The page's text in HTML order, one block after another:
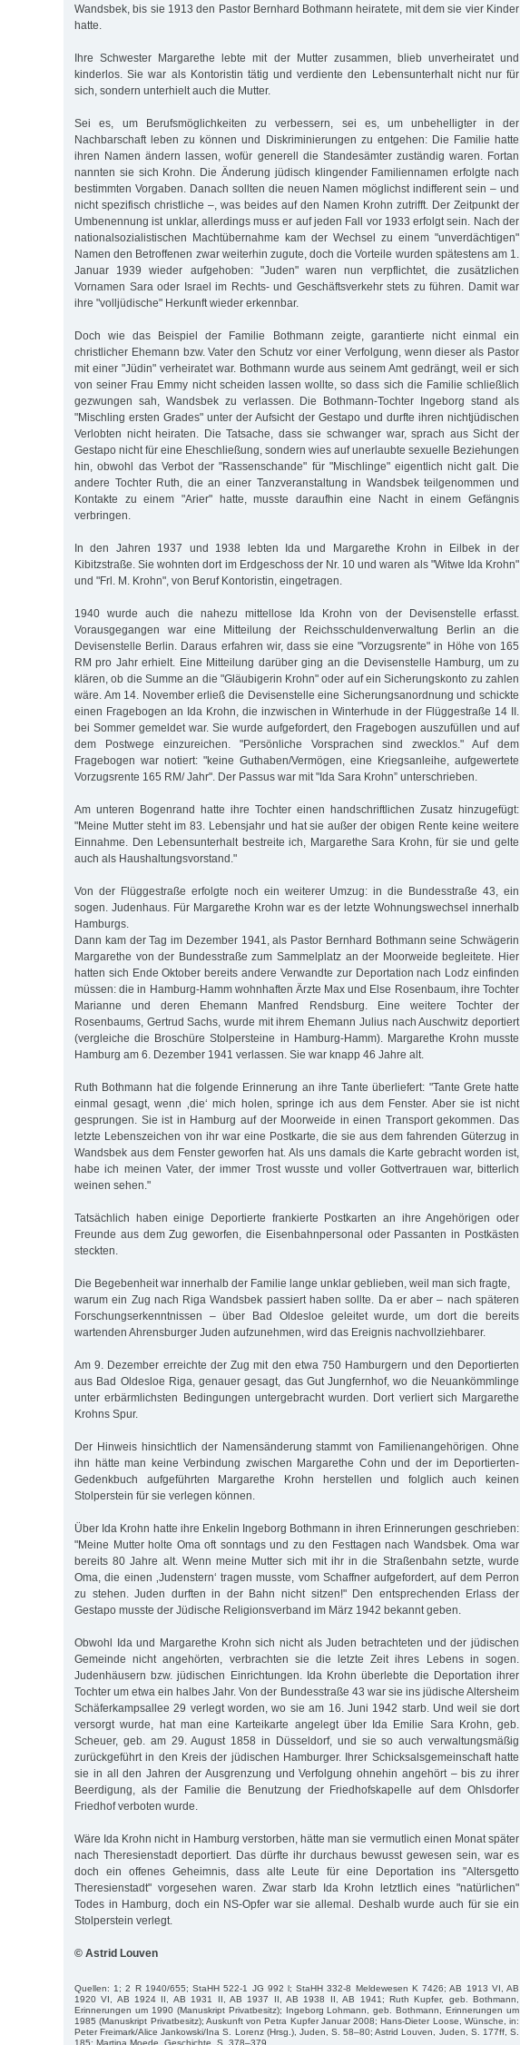
Wandsbek, bis sie 1913 den Pastor Bernhard Bothmann heiratete, mit dem sie vier Kinder
hatte.
Ihre Schwester Margarethe lebte mit der Mutter zusammen, blieb unverheiratet und
kinderlos. Sie war als Kontoristin tätig und verdiente den Lebensunterhalt nicht nur für
sich, sondern unterhielt auch die Mutter.
Sei es, um Berufsmöglichkeiten zu verbessern, sei es, um unbehelligter in der
Nachbarschaft leben zu können und Diskriminierungen zu entgehen: Die Familie hatte
ihren Namen ändern lassen, wofür generell die Standesämter zuständig waren. Fortan
nannten sie sich Krohn. Die Änderung jüdisch klingender Familiennamen erfolgte nach
bestimmten Vorgaben. Danach sollten die neuen Namen möglichst indifferent sein – und
nicht spezifisch christliche –, was beides auf den Namen Krohn zutrifft. Der Zeitpunkt der
Umbenennung ist unklar, allerdings muss er auf jeden Fall vor 1933 erfolgt sein. Nach der
nationalsozialistischen Machtübernahme kam der Wechsel zu einem "unverdächtigen"
Namen den Betroffenen zwar weiterhin zugute, doch die Vorteile wurden spätestens am 1.
Januar 1939 wieder aufgehoben: "Juden" waren nun verpflichtet, die zusätzlichen
Vornamen Sara oder Israel im Rechts- und Geschäftsverkehr stets zu führen. Damit war
ihre "volljüdische" Herkunft wieder erkennbar.
Doch wie das Beispiel der Familie Bothmann zeigte, garantierte nicht einmal ein
christlicher Ehemann bzw. Vater den Schutz vor einer Verfolgung, wenn dieser als Pastor
mit einer "Jüdin" verheiratet war. Bothmann wurde aus seinem Amt gedrängt, weil er sich
von seiner Frau Emmy nicht scheiden lassen wollte, so dass sich die Familie schließlich
gezwungen sah, Wandsbek zu verlassen. Die Bothmann-Tochter Ingeborg stand als
"Mischling ersten Grades" unter der Aufsicht der Gestapo und durfte ihren nichtjüdischen
Verlobten nicht heiraten. Die Tatsache, dass sie schwanger war, sprach aus Sicht der
Gestapo nicht für eine Eheschließung, sondern wies auf unerlaubte sexuelle Beziehungen
hin, obwohl das Verbot der "Rassenschande" für "Mischlinge" eigentlich nicht galt. Die
andere Tochter Ruth, die an einer Tanzveranstaltung in Wandsbek teilgenommen und
Kontakte zu einem "Arier" hatte, musste daraufhin eine Nacht in einem Gefängnis
verbringen.
In den Jahren 1937 und 1938 lebten Ida und Margarethe Krohn in Eilbek in der
Kibitzstraße. Sie wohnten dort im Erdgeschoss der Nr. 10 und waren als "Witwe Ida Krohn"
und "Frl. M. Krohn", von Beruf Kontoristin, eingetragen.
1940 wurde auch die nahezu mittellose Ida Krohn von der Devisenstelle erfasst.
Vorausgegangen war eine Mitteilung der Reichsschuldenverwaltung Berlin an die
Devisenstelle Berlin. Daraus erfahren wir, dass sie eine "Vorzugsrente" in Höhe von 165
RM pro Jahr erhielt. Eine Mitteilung darüber ging an die Devisenstelle Hamburg, um zu
klären, ob die Summe an die "Gläubigerin Krohn" oder auf ein Sicherungskonto zu zahlen
wäre. Am 14. November erließ die Devisenstelle eine Sicherungsanordnung und schickte
einen Fragebogen an Ida Krohn, die inzwischen in Winterhude in der Flüggestraße 14 II.
bei Sommer gemeldet war. Sie wurde aufgefordert, den Fragebogen auszufüllen und auf
dem Postwege einzureichen. "Persönliche Vorsprachen sind zwecklos." Auf dem
Fragebogen war notiert: "keine Guthaben/Vermögen, eine Kriegsanleihe, aufgewertete
Vorzugsrente 165 RM/ Jahr". Der Passus war mit "Ida Sara Krohn” unterschrieben.
Am unteren Bogenrand hatte ihre Tochter einen handschriftlichen Zusatz hinzugefügt:
"Meine Mutter steht im 83. Lebensjahr und hat sie außer der obigen Rente keine weitere
Einnahme. Den Lebensunterhalt bestreite ich, Margarethe Sara Krohn, für sie und gelte
auch als Haushaltungsvorstand."
Von der Flüggestraße erfolgte noch ein weiterer Umzug: in die Bundesstraße 43, ein
sogen. Judenhaus. Für Margarethe Krohn war es der letzte Wohnungswechsel innerhalb
Hamburgs.
Dann kam der Tag im Dezember 1941, als Pastor Bernhard Bothmann seine Schwägerin
Margarethe von der Bundesstraße zum Sammelplatz an der Moorweide begleitete. Hier
hatten sich Ende Oktober bereits andere Verwandte zur Deportation nach Lodz einfinden
müssen: die in Hamburg-Hamm wohnhaften Ärzte Max und Else Rosenbaum, ihre Tochter
Marianne und deren Ehemann Manfred Rendsburg. Eine weitere Tochter der
Rosenbaums, Gertrud Sachs, wurde mit ihrem Ehemann Julius nach Auschwitz deportiert
(vergleiche die Broschüre Stolpersteine in Hamburg-Hamm). Margarethe Krohn musste
Hamburg am 6. Dezember 1941 verlassen. Sie war knapp 46 Jahre alt.
Ruth Bothmann hat die folgende Erinnerung an ihre Tante überliefert: "Tante Grete hatte
einmal gesagt, wenn ‚die‘ mich holen, springe ich aus dem Fenster. Aber sie ist nicht
gesprungen. Sie ist in Hamburg auf der Moorweide in einen Transport gekommen. Das
letzte Lebenszeichen von ihr war eine Postkarte, die sie aus dem fahrenden Güterzug in
Wandsbek aus dem Fenster geworfen hat. Als uns damals die Karte gebracht worden ist,
habe ich meinen Vater, der immer Trost wusste und voller Gottvertrauen war, bitterlich
weinen sehen."
Tatsächlich haben einige Deportierte frankierte Postkarten an ihre Angehörigen oder
Freunde aus dem Zug geworfen, die Eisenbahnpersonal oder Passanten in Postkästen
steckten.
Die Begebenheit war innerhalb der Familie lange unklar geblieben, weil man sich fragte,
warum ein Zug nach Riga Wandsbek passiert haben sollte. Da er aber – nach späteren
Forschungserkenntnissen – über Bad Oldesloe geleitet wurde, um dort die bereits
wartenden Ahrensburger Juden aufzunehmen, wird das Ereignis nachvollziehbarer.
Am 9. Dezember erreichte der Zug mit den etwa 750 Hamburgern und den Deportierten
aus Bad Oldesloe Riga, genauer gesagt, das Gut Jungfernhof, wo die Neuankömmlinge
unter erbärmlichsten Bedingungen untergebracht wurden. Dort verliert sich Margarethe
Krohns Spur.
Der Hinweis hinsichtlich der Namensänderung stammt von Familienangehörigen. Ohne
ihn hätte man keine Verbindung zwischen Margarethe Cohn und der im Deportierten-
Gedenkbuch aufgeführten Margarethe Krohn herstellen und folglich auch keinen
Stolperstein für sie verlegen können.
Über Ida Krohn hatte ihre Enkelin Ingeborg Bothmann in ihren Erinnerungen geschrieben:
"Meine Mutter holte Oma oft sonntags und zu den Festtagen nach Wandsbek. Oma war
bereits 80 Jahre alt. Wenn meine Mutter sich mit ihr in die Straßenbahn setzte, wurde
Oma, die einen ‚Judenstern‘ tragen musste, vom Schaffner aufgefordert, auf dem Perron
zu stehen. Juden durften in der Bahn nicht sitzen!" Den entsprechenden Erlass der
Gestapo musste der Jüdische Religionsverband im März 1942 bekannt geben.
Obwohl Ida und Margarethe Krohn sich nicht als Juden betrachteten und der jüdischen
Gemeinde nicht angehörten, verbrachten sie die letzte Zeit ihres Lebens in sogen.
Judenhäusern bzw. jüdischen Einrichtungen. Ida Krohn überlebte die Deportation ihrer
Tochter um etwa ein halbes Jahr. Von der Bundesstraße 43 war sie ins jüdische Altersheim
Schäferkampsallee 29 verlegt worden, wo sie am 16. Juni 1942 starb. Und weil sie dort
versorgt wurde, hat man eine Karteikarte angelegt über Ida Emilie Sara Krohn, geb.
Scheuer, geb. am 29. August 1858 in Düsseldorf, und sie so auch verwaltungsmäßig
zurückgeführt in den Kreis der jüdischen Hamburger. Ihrer Schicksalsgemeinschaft hatte
sie in all den Jahren der Ausgrenzung und Verfolgung ohnehin angehört – bis zu ihrer
Beerdigung, als der Familie die Benutzung der Friedhofskapelle auf dem Ohlsdorfer
Friedhof verboten wurde.
Wäre Ida Krohn nicht in Hamburg verstorben, hätte man sie vermutlich einen Monat später
nach Theresienstadt deportiert. Das dürfte ihr durchaus bewusst gewesen sein, war es
doch ein offenes Geheimnis, dass alte Leute für eine Deportation ins "Altersgetto
Theresienstadt" vorgesehen waren. Zwar starb Ida Krohn letztlich eines "natürlichen"
Todes in Hamburg, doch ein NS-Opfer war sie allemal. Deshalb wurde auch für sie ein
Stolperstein verlegt.
© Astrid Louven
Quellen: 1; 2 R 1940/655; StaHH 522-1 JG 992 l; StaHH 332-8 Meldewesen K 7426; AB 1913 VI, AB
1920 VI, AB 1924 II, AB 1931 II, AB 1937 II, AB 1938 II, AB 1941; Ruth Kupfer, geb. Bothmann,
Erinnerungen um 1990 (Manuskript Privatbesitz); Ingeborg Lohmann, geb. Bothmann, Erinnerungen um
1985 (Manuskript Privatbesitz); Auskunft von Petra Kupfer Januar 2008; Hans-Dieter Loose, Wünsche, in:
Peter Freimark/Alice Jankowski/Ina S. Lorenz (Hrsg.), Juden, S. 58–80; Astrid Louven, Juden, S. 177ff, S.
185; Martina Moede, Geschichte, S. 378–379.